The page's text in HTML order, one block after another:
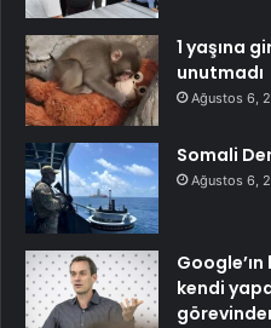
1 yaşına
unutmadı
Ağustos 6,
Somali
Ağustos 6,
kendi